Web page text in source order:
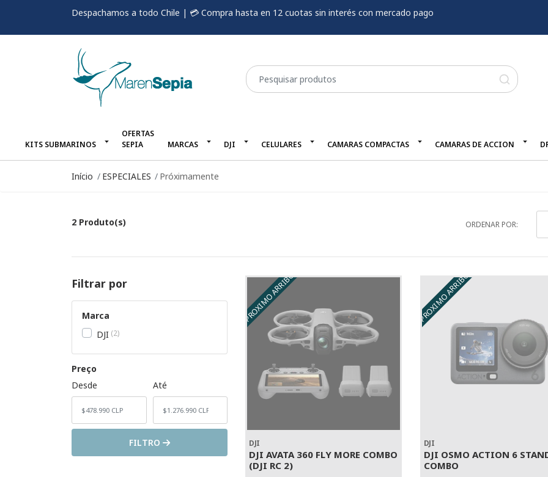
Despachamos a todo Chile | 💳 Compra hasta en 12 cuotas sin interés con mercado pago
KITS SUBMARINOS
OFERTAS
SEPIA
MARCAS DJI CELULARES CAMARAS COMPACTAS CAMARAS DE ACCION
Início ESPECIALES Próximamente
2 Produto(s) ORDENAR POR:
Filtrar por
Marca
DJI 2
Preço
Desde
Até
FILTRO
PROXIMO ARRIBO
DJI
DJI AVATA 360 FLY MORE COMBO
(DJI RC 2)
PROXIMO ARRIBO
DJI
DJI OSMO ACTION 6
COMBO